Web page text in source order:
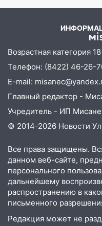
11:20
Валерия
золота в составе
11:16 В
доску
10:40 В
нашли
садах 79-
10:26 На
10:14 В
коррупционной
отправили в
09:52 Ночью
соседними
областью
Возрастная категория
Телефон: (8422) 46-26-
E-mail:
Главный редактор -
Учредитель - ИП
© 2014-2026 Новости
Все права защищены.
данном веб-сайте,
персонального
дальнейшему
распространению в
письменного
Редакция может не